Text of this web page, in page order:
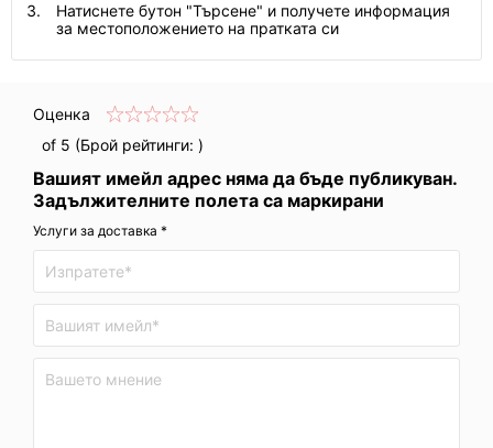
Натиснете бутон "Търсене" и получете информация
за местоположението на пратката си
Оценка
of 5 (Брой рейтинги: )
Вашият имейл адрес няма да бъде публикуван.
Задължителните полета са маркирани
Услуги за доставка *